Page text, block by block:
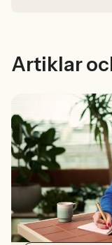
Artiklar